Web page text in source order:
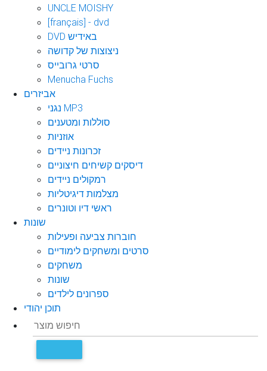
UNCLE MOISHY
[français] - dvd
DVD באידיש
ניצוצות של קדושה
סרטי גרובייס
Menucha Fuchs
אביזרים
נגני MP3
סוללות ומטענים
אוזניות
זכרונות ניידים
דיסקים קשיחים חיצוניים
רמקולים ניידים
מצלמות דיגיטליות
ראשי דיו וטונרים
שונות
חוברות צביעה ופעילות
סרטים ומשחקים לימודיים
משחקים
שונות
ספרונים לילדים
תוכן יהודי